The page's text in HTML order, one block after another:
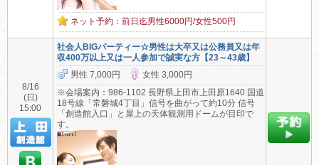
ネット予約：前日迄男性6000円/女性500円
8/16
(日)
15:00
社会人BIGパーティー☆男性は大卒又は公務員又は年
収400万以上又は一人参加で誠実な方【23～43歳】
男性 7,000円
女性 3,000円
※会場案内：986-1102 長野県上田市上田原1640 国道
18号線「常磐城4丁目」信号を曲がって約10分 信号
「創造館入口」と屋上の天体観測用ドームが目印で
す。